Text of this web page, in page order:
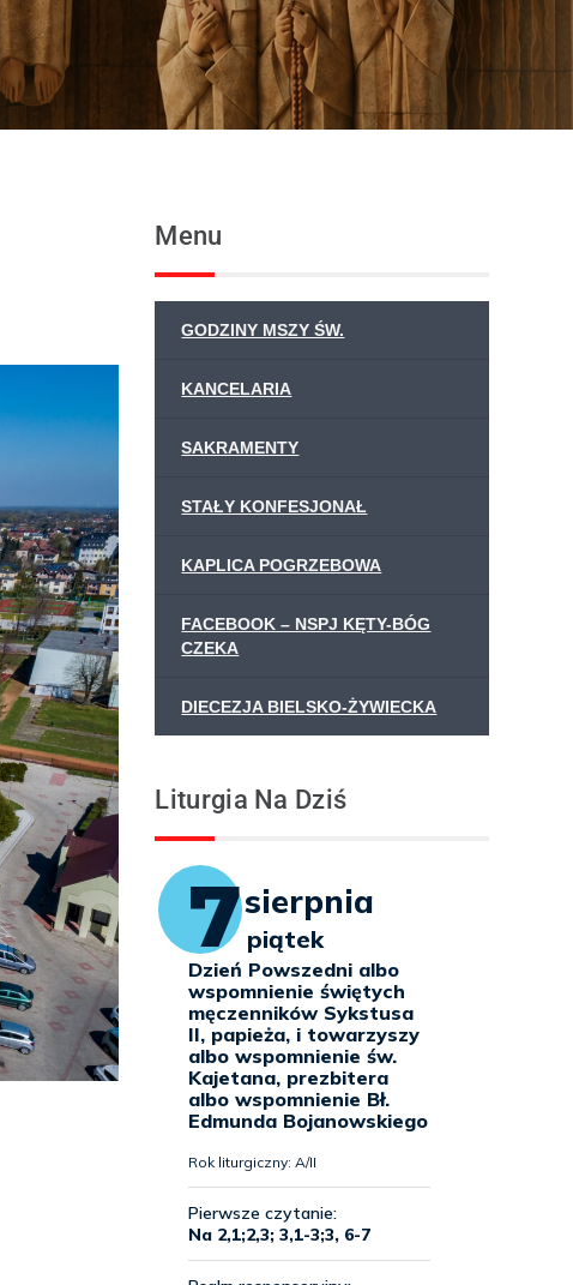
Menu
GODZINY MSZY ŚW.
KANCELARIA
SAKRAMENTY
STAŁY KONFESJONAŁ
KAPLICA POGRZEBOWA
FACEBOOK – NSPJ KĘTY-BÓG
CZEKA
DIECEZJA BIELSKO-ŻYWIECKA
Liturgia Na Dziś